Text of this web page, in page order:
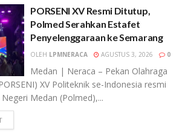
PORSENI XV Resmi Ditutup,
Polmed Serahkan Estafet
Penyelenggaraan ke Semarang
OLEH LPMNERACA AGUSTUS 3, 2026 0
Medan | Neraca – Pekan Olahraga
XV Politeknik se-Indonesia resmi
Medan (Polmed),...